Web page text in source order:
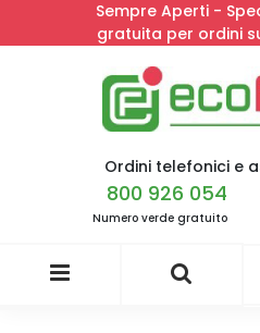
Sempre Aperti -
gratuita per ordini
Ordini telefonici e
800 926 054
Numero verde gratuito